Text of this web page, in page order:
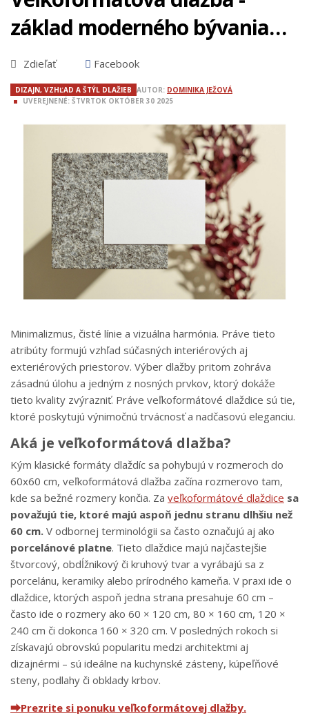
základ moderného bývania
pre vytvorenie štýlového a
funkčného priestoru
Zdieľať Facebook
AUTOR: DOMINIKA JEŽOVÁ
DIZAJN, VZHĽAD A ŠTÝL DLAŽIEB
UVEREJNENÉ: ŠTVRTOK OKTÓBER 30 2025
Minimalizmus, čisté línie a vizuálna harmónia. Práve tieto
atribúty formujú vzhľad súčasných interiérových aj
exteriérových priestorov. Výber dlažby pritom zohráva
zásadnú úlohu a jedným z nosných prvkov, ktorý dokáže
tieto kvality zvýrazniť. Práve veľkoformátové dlaždice sú tie,
ktoré poskytujú výnimočnú trvácnosť a nadčasovú eleganciu.
Aká je veľkoformátová dlažba?
Kým klasické formáty dlaždíc sa pohybujú v rozmeroch do
60x60 cm, veľkoformátová dlažba začína rozmerovo tam,
kde sa bežné rozmery končia. Za veľkoformátové dlaždice sa
považujú tie, ktoré majú aspoň jednu stranu dlhšiu než
60 cm. V odbornej terminológii sa často označujú aj ako
porcelánové platne. Tieto dlaždice majú najčastejšie
štvorcový, obdĺžnikový či kruhový tvar a vyrábajú sa z
porcelánu, keramiky alebo prírodného kameňa. V praxi ide o
dlaždice, ktorých aspoň jedna strana presahuje 60 cm –
často ide o rozmery ako 60 × 120 cm, 80 × 160 cm, 120 ×
240 cm či dokonca 160 × 320 cm. V posledných rokoch si
získavajú obrovskú popularitu medzi architektmi aj
dizajnérmi – sú ideálne na kuchynské zásteny, kúpeľňové
steny, podlahy či obklady krbov.
⮕Prezrite si ponuku veľkoformátovej dlažby.